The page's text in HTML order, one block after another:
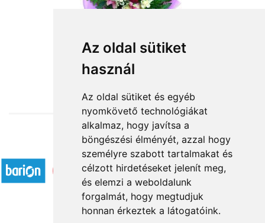
Az oldal sütiket
használ
Az oldal sütiket és egyéb
nyomkövető technológiákat
alkalmaz, hogy javítsa a
böngészési élményét, azzal hogy
személyre szabott tartalmakat és
célzott hirdetéseket jelenít meg,
és elemzi a weboldalunk
forgalmát, hogy megtudjuk
honnan érkeztek a látogatóink.
from HUF24,800
Accepted payment methods